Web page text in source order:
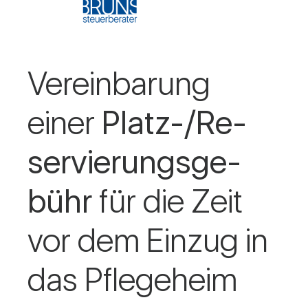
Ver­ein­ba­rung
einer Platz-/Re­
ser­vie­rungs­ge­
bührfür die Zeit
vor dem Einzug in
das Pfle­ge­heim